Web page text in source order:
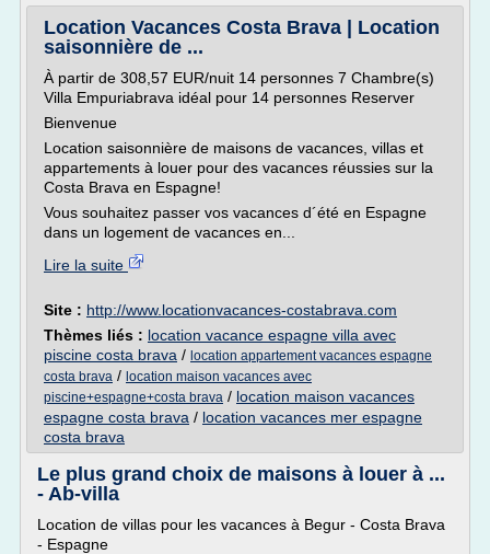
Location Vacances Costa Brava | Location
saisonnière de ...
À partir de 308,57 EUR/nuit 14 personnes 7 Chambre(s)
Villa Empuriabrava idéal pour 14 personnes Reserver
Bienvenue
Location saisonnière de maisons de vacances, villas et
appartements à louer pour des vacances réussies sur la
Costa Brava en Espagne!
Vous souhaitez passer vos vacances d´été en Espagne
dans un logement de vacances en...
Lire la suite
Site : http://www.locationvacances-costabrava.com
Thèmes liés : location vacance espagne villa avec
piscine costa brava / location appartement vacances espagne
costa brava / location maison vacances avec
piscine+espagne+costa brava / location maison vacances
espagne costa brava / location vacances mer espagne
costa brava
Le plus grand choix de maisons à louer à ...
- Ab-villa
Location de villas pour les vacances à Begur - Costa Brava
- Espagne